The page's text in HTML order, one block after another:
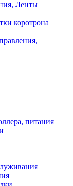
Ленты
коротрона
питания